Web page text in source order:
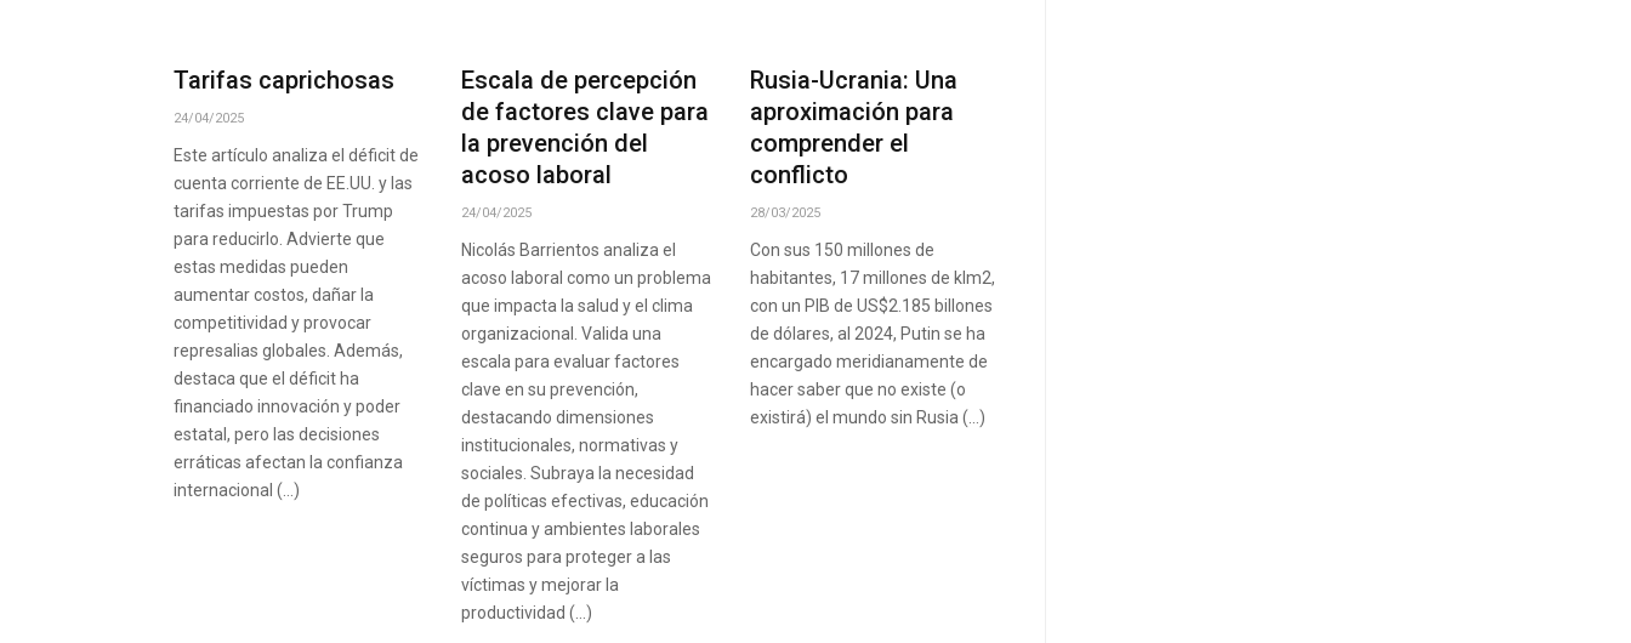
Tarifas caprichosas
24/04/2025
Este artículo analiza el déficit de
cuenta corriente de EE.UU. y las
tarifas impuestas por Trump
para reducirlo. Advierte que
estas medidas pueden
aumentar costos, dañar la
competitividad y provocar
represalias globales. Además,
destaca que el déficit ha
financiado innovación y poder
estatal, pero las decisiones
erráticas afectan la confianza
internacional (…)
Escala de percepción
de factores clave para
la prevención del
acoso laboral
24/04/2025
Nicolás Barrientos analiza el
acoso laboral como un problema
que impacta la salud y el clima
organizacional. Valida una
escala para evaluar factores
clave en su prevención,
destacando dimensiones
institucionales, normativas y
sociales. Subraya la necesidad
de políticas efectivas, educación
continua y ambientes laborales
seguros para proteger a las
víctimas y mejorar la
productividad (…)
Rusia-Ucrania: Una
aproximación para
comprender el
conflicto
28/03/2025
Con sus 150 millones de
habitantes, 17 millones de klm2,
con un PIB de US$2.185 billones
de dólares, al 2024, Putin se ha
encargado meridianamente de
hacer saber que no existe (o
existirá) el mundo sin Rusia (…)